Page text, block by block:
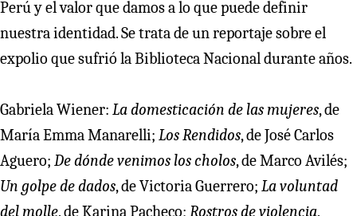
Perú y el valor que damos a lo que puede definir
nuestra identidad. Se trata de un reportaje sobre el
expolio que sufrió la Biblioteca Nacional durante años.
Gabriela Wiener: La domesticación de las mujeres, de
María Emma Manarelli; Los Rendidos, de José Carlos
Aguero; De dónde venimos los cholos, de Marco Avilés;
Un golpe de dados, de Victoria Guerrero; La voluntad
del molle, de Karina Pacheco; Rostros de violencia,